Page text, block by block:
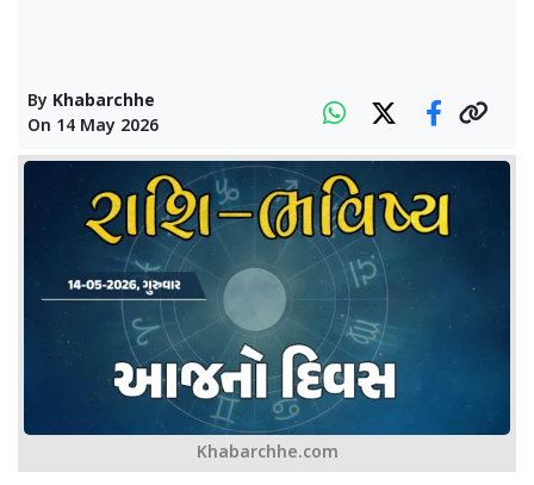
By Khabarchhe
On 14 May 2026
Khabarchhe.com